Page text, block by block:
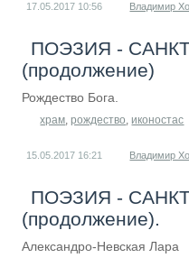
17.05.2017 10:56 Владимир
ПОЭЗИЯ -
(продолжение)
Рождество Бога.
храм,рождество, иконостас
15.05.2017 16:21 Владимир
ПОЭЗИЯ -
(продолжение).
Александро-Невская Лара